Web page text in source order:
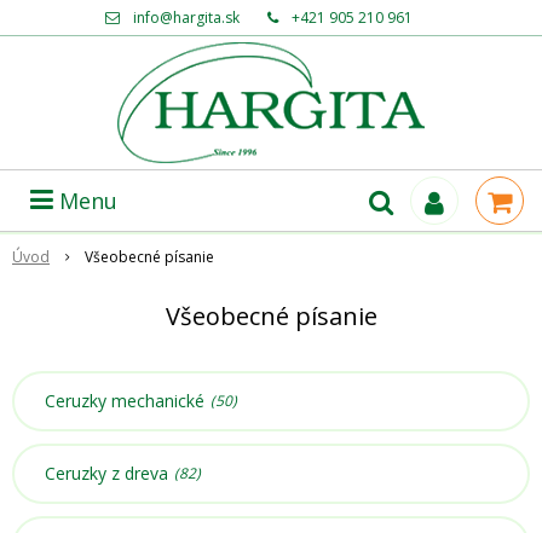
info@hargita.sk +421 905 210 961
Menu
Úvod Všeobecné písanie
Všeobecné písanie
Ceruzky mechanické (50)
Ceruzky z dreva (82)